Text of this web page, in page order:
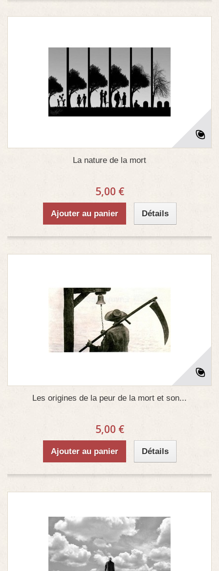
La nature de la mort
5,00 €
Ajouter au panier Détails
Les origines de la peur de la mort et son...
5,00 €
Ajouter au panier Détails